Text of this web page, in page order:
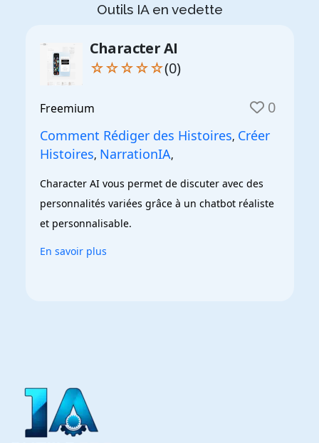
Outils IA en vedette
Character AI
☆☆☆☆☆(0)
Freemium 0
Comment Rédiger des Histoires, Créer
Histoires, NarrationIA,
Character AI vous permet de discuter avec des
personnalités variées grâce à un chatbot réaliste
et personnalisable.
En savoir plus